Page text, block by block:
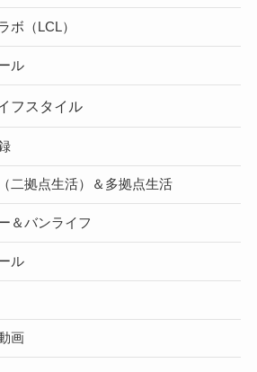
ボ（LCL）
ル
フスタイル
二拠点生活）＆多拠点生活
＆バンライフ
ル
画